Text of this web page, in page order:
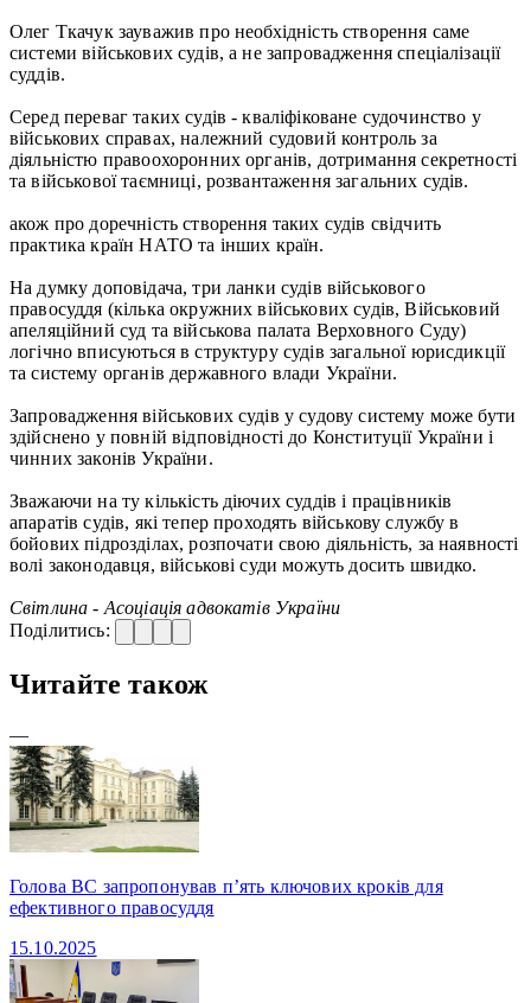
Олег Ткачук зауважив про необхідність створення саме
системи військових судів, а не запровадження спеціалізації
суддів.
Серед переваг таких судів - кваліфіковане судочинство у
військових справах, належний судовий контроль за
діяльністю правоохоронних органів, дотримання секретності
та військової таємниці, розвантаження загальних судів.
акож про доречність створення таких судів свідчить
практика країн НАТО та інших країн.
На думку доповідача, три ланки судів військового
правосуддя (кілька окружних військових судів, Військовий
апеляційний суд та військова палата Верховного Суду)
логічно вписуються в структуру судів загальної юрисдикції
та систему органів державного влади України.
Запровадження військових судів у судову систему може бути
здійснено у повній відповідності до Конституції України і
чинних законів України.
Зважаючи на ту кількість діючих суддів і працівників
апаратів судів, які тепер проходять військову службу в
бойових підрозділах, розпочати свою діяльність, за наявності
волі законодавця, військові суди можуть досить швидко.
Світлина - Асоціація адвокатів України
Поділитись:
Читайте також
—
Голова ВС запропонував п’ять ключових кроків для
ефективного правосуддя
15.10.2025